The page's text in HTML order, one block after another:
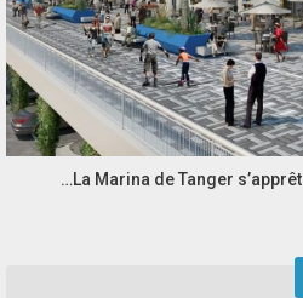
La Marina de Tanger